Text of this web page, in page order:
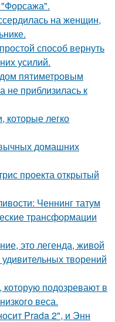
"Форсажа".
на женщин,
способ вернуть
усилий.
пятиметровым
приблизилась к
которые легко
домашних
проекта открытый
Ченнинг татум
трансформации
это легенда, живой
творений
которую подозревают в
веса.
Prada 2", и Энн